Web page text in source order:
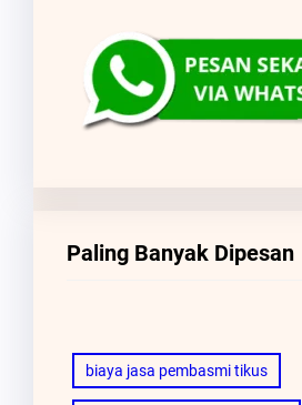
Paling Banyak Dipesan
biaya jasa pembasmi tikus